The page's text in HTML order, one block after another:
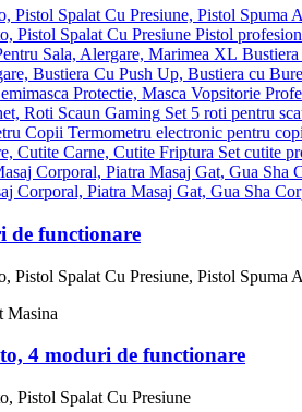
Pistol
Set 5 roti pentru
Termometru electronic pentru
Set cutite
de functionare
4 moduri de functionare